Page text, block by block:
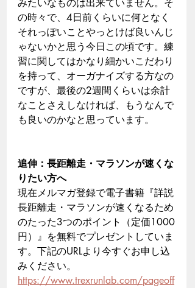
みたいなものは出来ていません。そ
の時々で、4日前くらいに何となく
それっぽいことやっとけば良いんじ
ゃないかと思う今日この頃です。練
習に関してはかなり細かいこだわり
を持って、オーガナイズする方なの
ですが、最後の2週間くらいは余計
なことさえしなければ、もうなんで
も良いのかなと思っています。
追伸：長距離走・マラソンが速くな
りたい方へ
現在メルマガ登録で電子書籍『詳説
長距離走・マラソンが速くなるため
のたった3つのポイント（定価1000
円）』を無料でプレゼントしていま
す。下記のURLより今すぐお申し込
みください。
https://www.trexrunlab.com/pageoff